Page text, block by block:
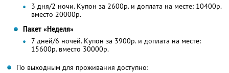
3 дня/2 ночи. Купон за 2600р. и доплата на месте: 10400р.
вместо 20000р.
Пакет «Неделя»
7 дней/6 ночей. Купон за 3900р. и доплата на месте:
15600р. вместо 30000р.
По выходным для проживания доступно: